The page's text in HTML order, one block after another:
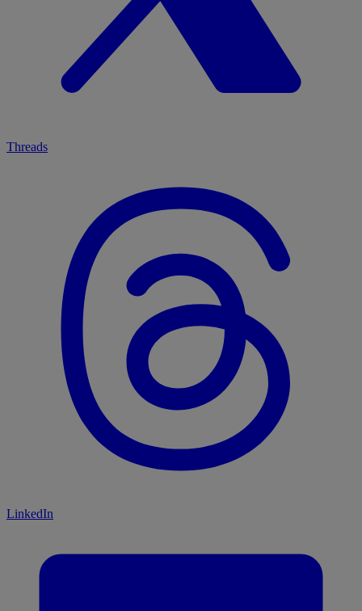
Threads
LinkedIn